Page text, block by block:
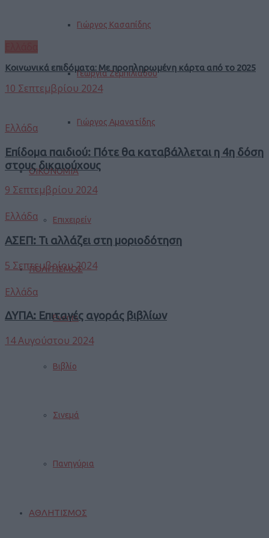
Γιώργος Κασαπίδης
Γεωργία Ζεμπιλιάδου
Γιώργος Αμανατίδης
ΟΙΚΟΝΟΜΙΑ
Επιχειρείν
ΠΟΛΙΤΙΣΜΟΣ
Events
Βιβλίο
Σινεμά
Πανηγύρια
ΑΘΛΗΤΙΣΜΟΣ
Κοινωνικά επιδόματα: Με προπληρωμένη κάρτα από το 2025
10 Σεπτεμβρίου 2024
Ελλάδα
Επίδομα παιδιού: Πότε θα καταβάλλεται η 4η δόση
στους δικαιούχους
9 Σεπτεμβρίου 2024
Ελλάδα
ΑΣΕΠ: Τι αλλάζει στη μοριοδότηση
5 Σεπτεμβρίου 2024
Ελλάδα
ΔΥΠΑ: Επιταγές αγοράς βιβλίων
14 Αυγούστου 2024